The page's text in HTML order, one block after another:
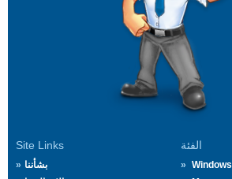
Site Links
بشأننا
الفئة
Windows